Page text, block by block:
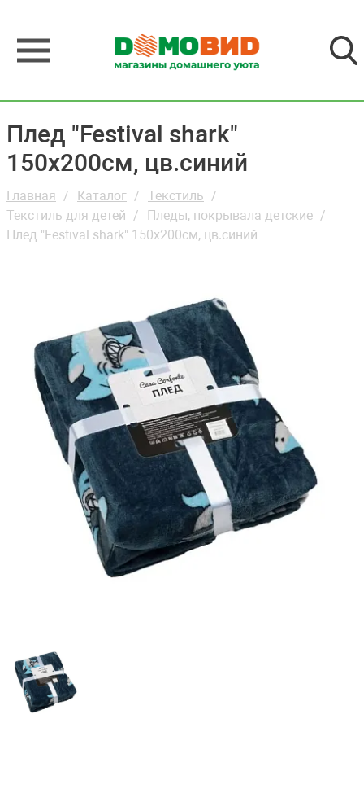
Плед "Festival shark"
150х200см, цв.синий
Главная Каталог
Текстиль
Текстиль для детей
Пледы, покрывала детские
Плед "Festival shark" 150х200см, цв.синий